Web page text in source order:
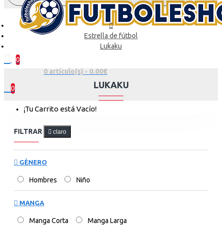
0
0 artículo(s) - 0.00€
0
¡Tu Carrito está Vacío!
Estrella de fútbol
Lukaku
LUKAKU
FILTRAR claro
GÉNERO
Hombres Niño
MANGA
Manga Corta Manga Larga